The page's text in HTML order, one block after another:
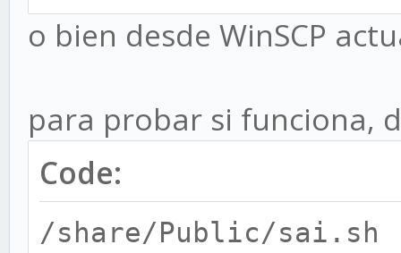
o bien desde WinSCP
para probar si funciona,
Code:
/share/Public/sai.sh